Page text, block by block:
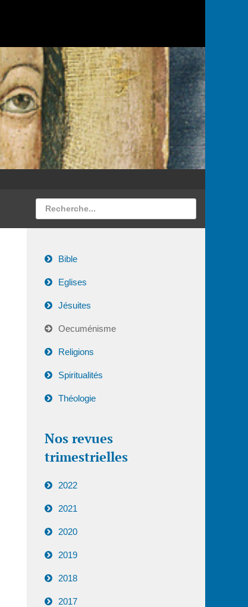
Bible
Eglises
Jésuites
Oecuménisme
Religions
Spiritualités
Théologie
Nos revues
trimestrielles
2022
2021
2020
2019
2018
2017